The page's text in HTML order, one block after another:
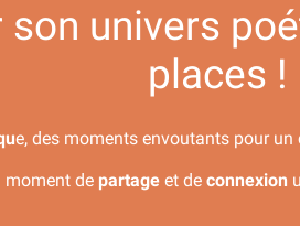
univers
places !
e, des moments envoutants pour
moment de partageet de connexion